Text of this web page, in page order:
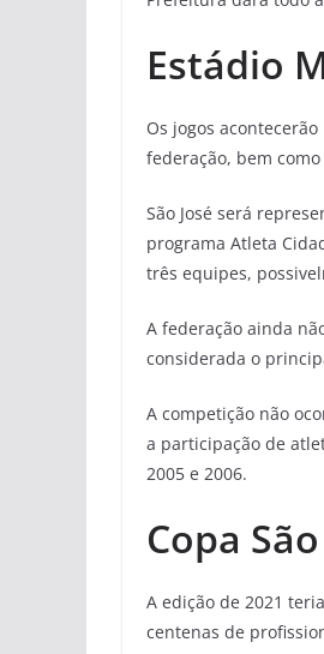
Estádio
Os jogos acontecerão
federação, bem
São José será
programa Atleta
três equipes,
A federação ainda
considerada o
A competição não
a participação de
2005 e 2006.
Copa
A edição de 2021
centenas de